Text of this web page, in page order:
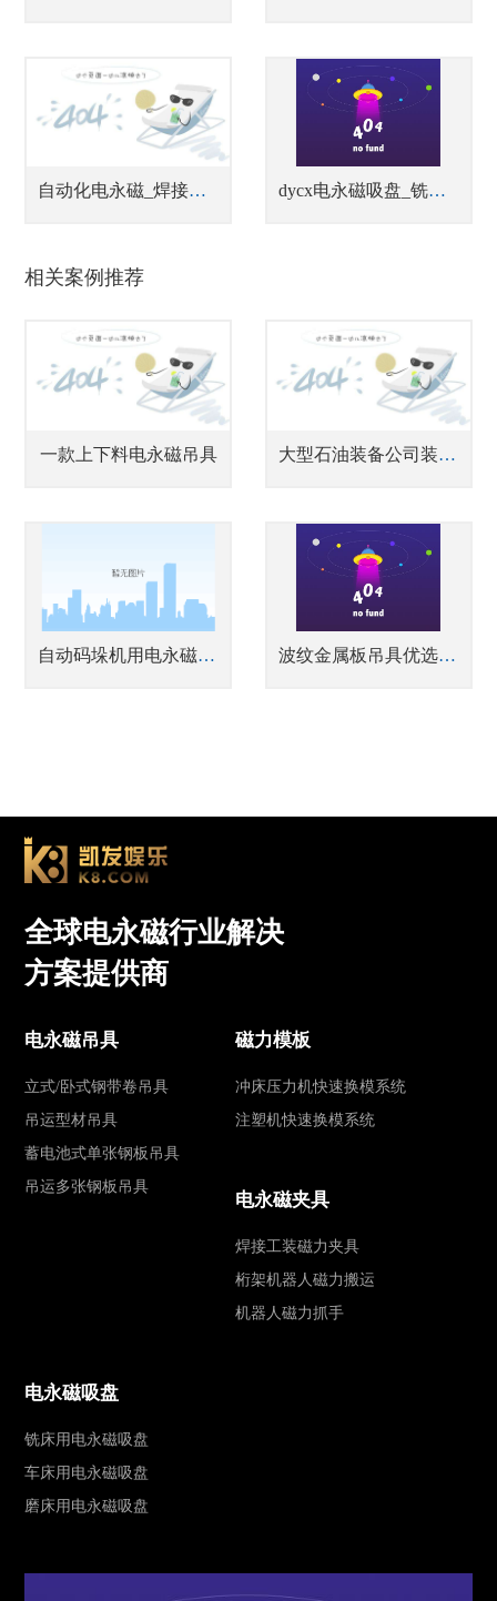
自动化电永磁_焊接工装磁力夹具 dycx电永磁吸盘_铣床用电永磁吸盘
相关案例推荐
一款上下料电永磁吊具 大型石油装备公司装备钢板磁力吊具分组控制
自动码垛机用电永磁铁高效搬运高速护栏 波纹金属板吊具优选悍威磁电研发的重型起重磁铁
全球电永磁行业解决
方案提供商
电永磁吊具
立式/卧式钢带卷吊具
吊运型材吊具
蓄电池式单张钢板吊具
吊运多张钢板吊具
磁力模板
冲床压力机快速换模系统
注塑机快速换模系统
电永磁夹具
焊接工装磁力夹具
桁架机器人磁力搬运
机器人磁力抓手
电永磁吸盘
铣床用电永磁吸盘
车床用电永磁吸盘
磨床用电永磁吸盘